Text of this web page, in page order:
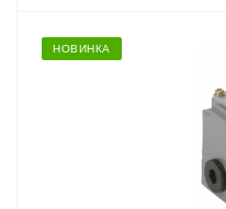
НОВИНКА